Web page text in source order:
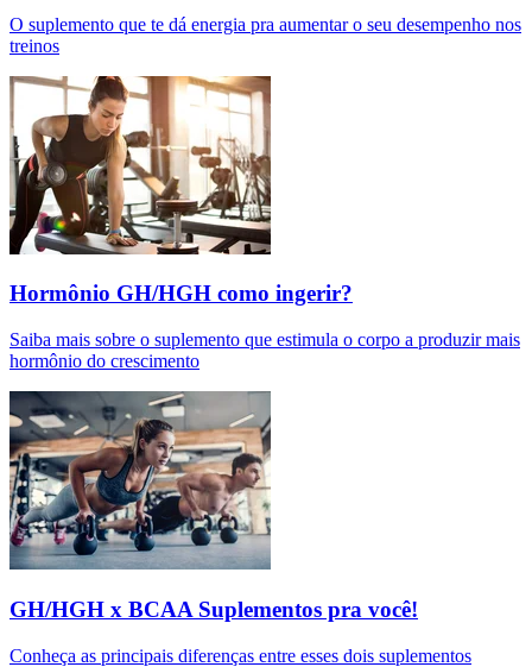
O suplemento que te dá energia pra aumentar o seu desempenho nos
treinos
Hormônio GH/HGH como ingerir?
Saiba mais sobre o suplemento que estimula o corpo a produzir mais
hormônio do crescimento
GH/HGH x BCAA Suplementos pra você!
Conheça as principais diferenças entre esses dois suplementos